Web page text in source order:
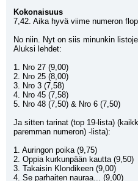
Kokonaisuus
7,42. Aika hyvä viime numeron
No niin. Nyt on siis minunkin
Aluksi lehdet:
1. Nro 27 (9,00)
2. Nro 25 (8,00)
3. Nro 3 (7,58)
4. Nro 45 (7,58)
5. Nro 48 (7,50) & Nro 6 (7,50)
Ja sitten tarinat (top 19-lista)
paremman numeron) -lista):
1. Auringon poika (9,75)
2. Oppia kurkunpään kautta (9,50)
3. Takaisin Klondikeen (9,00)
4. Se parhaiten nauraa... (9,00)